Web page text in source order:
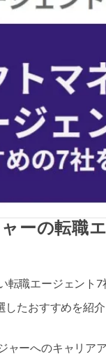
ーの転職
転職エージェント7
したおすすめを紹
ャーへのキャリア